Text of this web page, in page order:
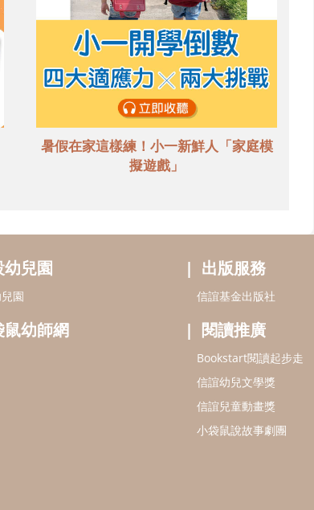
暑假在家這樣練！小一新鮮人「家庭模
擬遊戲」
幼兒園
園
鼠幼師網
出版服務
信誼基金出版社
閱讀推廣
Bookstart閱讀起步走
信誼幼兒文學獎
信誼兒童動畫獎
小袋鼠說故事劇團